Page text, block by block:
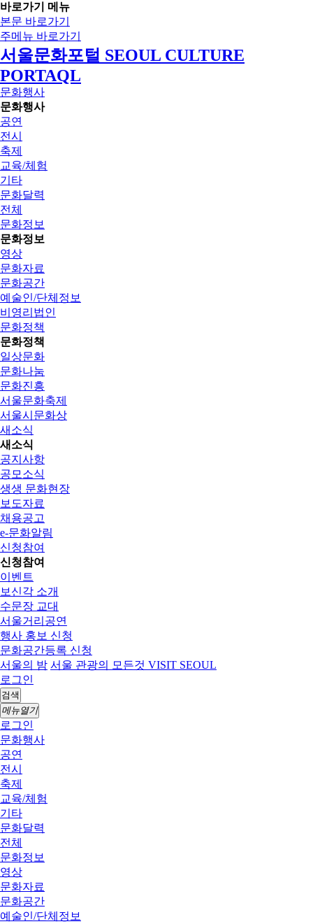
바로가기 메뉴
본문 바로가기
주메뉴 바로가기
서울문화포털 SEOUL CULTURE
PORTAQL
문화행사
문화행사
공연
전시
축제
교육/체험
기타
문화달력
전체
문화정보
문화정보
영상
문화자료
문화공간
예술인/단체정보
비영리법인
문화정책
문화정책
일상문화
문화나눔
문화진흥
서울문화축제
서울시문화상
새소식
새소식
공지사항
공모소식
생생 문화현장
보도자료
채용공고
e-문화알림
신청참여
신청참여
이벤트
보신각 소개
수문장 교대
서울거리공연
행사 홍보 신청
문화공간등록 신청
서울의 밤 서울 관광의 모든것 VISIT SEOUL
로그인
검색
메뉴열기
로그인
문화행사
공연
전시
축제
교육/체험
기타
문화달력
전체
문화정보
영상
문화자료
문화공간
예술인/단체정보